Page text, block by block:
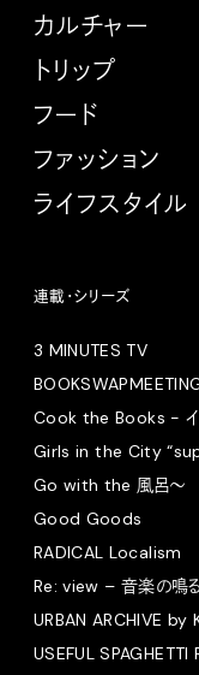
カルチャー
トリップ
フード
ファッション
ライフスタイル
連載・シリーズ
3 MINUTES TV
Cook the Books - イ
Girls in the City
Go with the 風呂〜
Good Goods
RADICAL Localism
Re: view – 音楽の鳴
URBAN ARCHIVE by
USEFUL SPAGHETTI